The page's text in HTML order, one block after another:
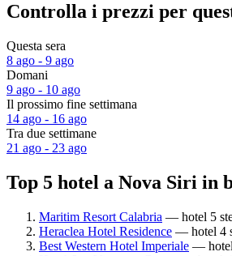
Controlla i prezzi per
Questa sera
8 ago - 9 ago
Domani
9 ago - 10 ago
Il prossimo fine settimana
14 ago - 16 ago
Tra due settimane
21 ago - 23 ago
Top 5 hotel a Nova Siri in
Maritim Resort Calabria — hotel 5
Heraclea Hotel Residence — hotel 4
Best Western Hotel Imperiale — hotel